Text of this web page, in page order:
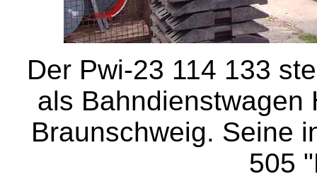
Der Pwi-23 114 133
als Bahndienstwagen
Braunschweig. Seine
505